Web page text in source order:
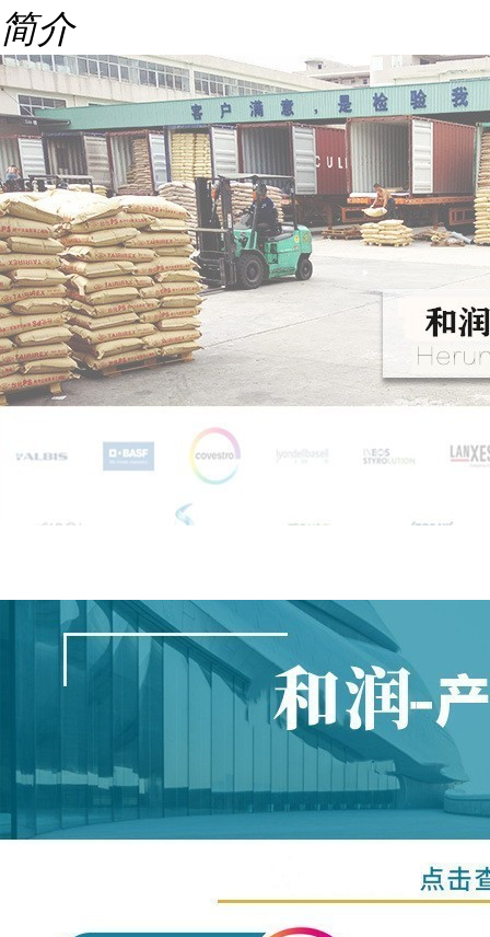
简介